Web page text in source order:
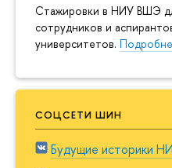
Cтажировки в НИУ ВШЭ
сотрудников и
университетов.
СОЦСЕТИ ШИН
Будущие историки